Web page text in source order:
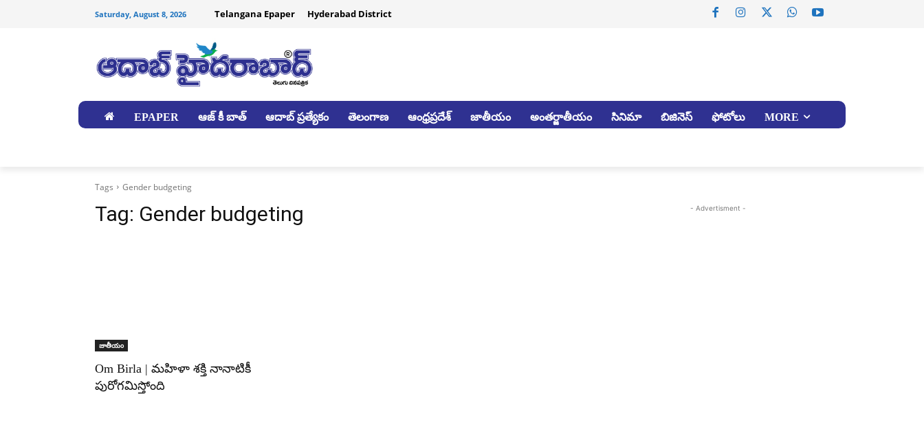
Saturday, August 8, 2026 Telangana Epaper Hyderabad District
EPAPER ఆజ్ కీ బాత్ ఆదాబ్ ప్రత్యేకం తెలంగాణ ఆంధ్రప్రదేశ్ జాతీయం అంతర్జాతీయం సినిమా బిజినెస్ ఫోటోలు MORE
Tags Gender budgeting
Tag: Gender budgeting
జాతీయం
Om Birla | మహిళా శక్తి నానాటికీ
పురోగమిస్తోంది
- Advertisment -